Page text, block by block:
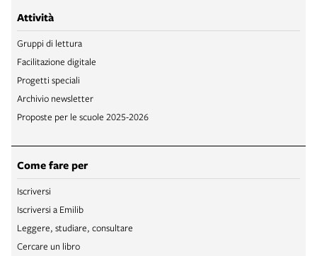
Attività
Gruppi di lettura
Facilitazione digitale
Progetti speciali
Archivio newsletter
Proposte per le scuole 2025-2026
Come fare per
Iscriversi
Iscriversi a Emilib
Leggere, studiare, consultare
Cercare un libro